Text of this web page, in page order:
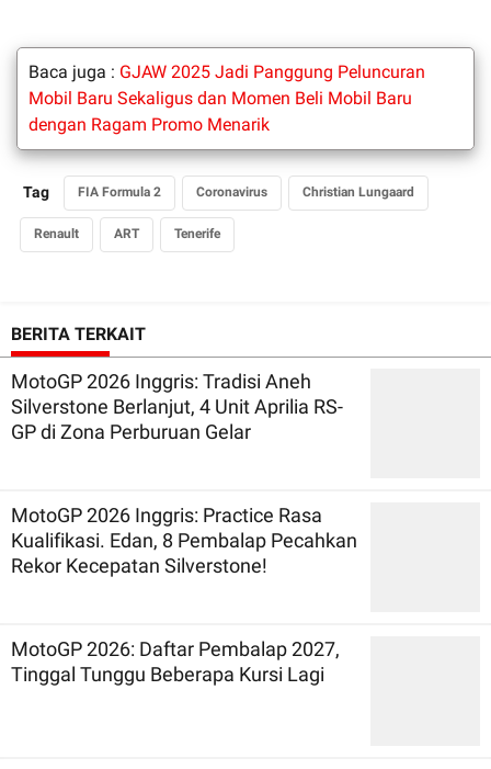
Baca juga : GJAW 2025 Jadi Panggung Peluncuran
Mobil Baru Sekaligus dan Momen Beli Mobil Baru
dengan Ragam Promo Menarik
Tag FIA Formula 2 Coronavirus Christian Lungaard
Renault ART Tenerife
BERITA TERKAIT
MotoGP 2026 Inggris: Tradisi Aneh
Silverstone Berlanjut, 4 Unit Aprilia RS-
GP di Zona Perburuan Gelar
MotoGP 2026 Inggris: Practice Rasa
Kualifikasi. Edan, 8 Pembalap Pecahkan
Rekor Kecepatan Silverstone!
MotoGP 2026: Daftar Pembalap 2027,
Tinggal Tunggu Beberapa Kursi Lagi